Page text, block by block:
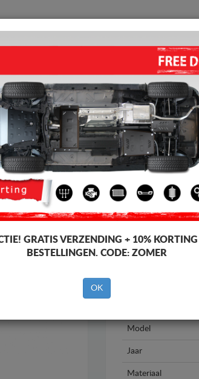
HOME VERZENDING
MOTOR EN
4.50out of5stars
Artikelcode: 27.178
Model
Jaar
Materiaal
GRATIS VERZENDING + 10% KORTING
BESTELLINGEN. CODE: ZOMER
OK